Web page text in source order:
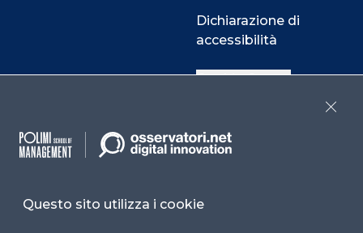
Dichiarazione di
accessibilità
Cookie Center
Facebook LinkedIn
Questo sito utilizza i cookie